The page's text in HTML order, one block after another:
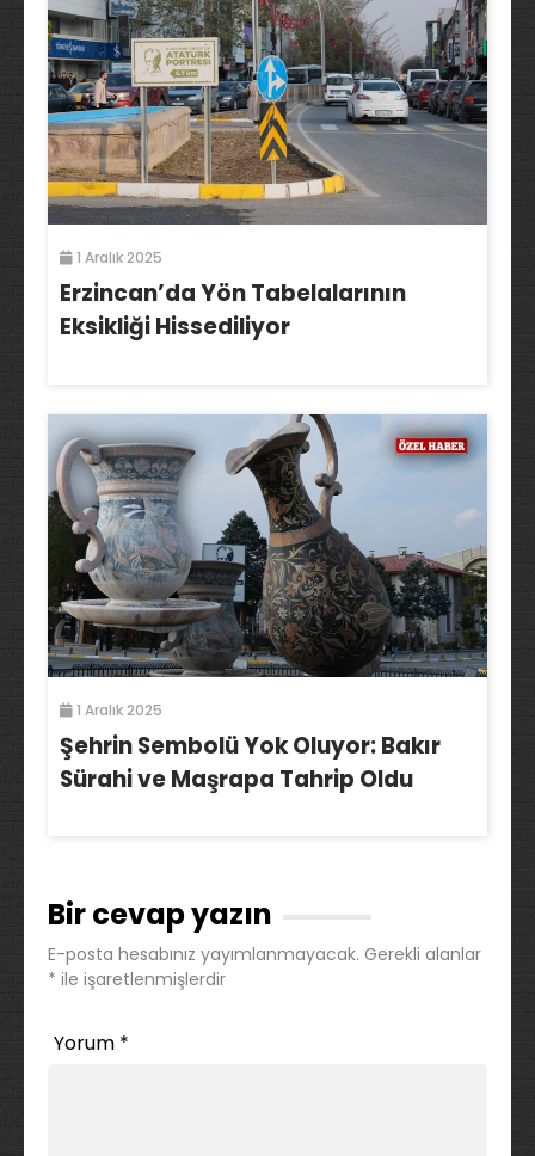
1 Aralık 2025
Erzincan’da Yön Tabelalarının
Eksikliği Hissediliyor
1 Aralık 2025
Şehrin Sembolü Yok Oluyor: Bakır
Sürahi ve Maşrapa Tahrip Oldu
Bir cevap yazın
E-posta hesabınız yayımlanmayacak. Gerekli alanlar
* ile işaretlenmişlerdir
Yorum *